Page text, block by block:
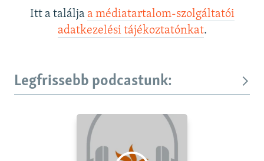
Itt a találja a médiatartalom-szolgáltatói
adatkezelési tájékoztatónkat.
Legfrissebb podcastunk: